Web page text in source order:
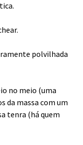
polvilhada
no meio (uma
da massa com um
tenra (há quem